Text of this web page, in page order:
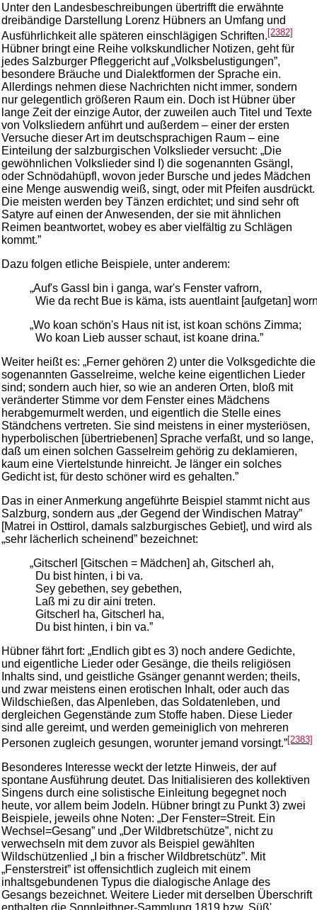
Unter den Landesbeschreibungen übertrifft die erwähnte
dreibändige Darstellung Lorenz Hübners an Umfang und
Ausführlichkeit alle späteren einschlägigen Schriften. [2382]
Hübner bringt eine Reihe volkskundlicher Notizen, geht für
jedes Salzburger Pfleggericht auf „Volksbelustigungen”,
besondere Bräuche und Dialektformen der Sprache ein.
Allerdings nehmen diese Nachrichten nicht immer, sondern
nur gelegentlich größeren Raum ein. Doch ist Hübner über
lange Zeit der einzige Autor, der zuweilen auch Titel und Texte
von Volksliedern anführt und außerdem – einer der ersten
Versuche dieser Art im deutschsprachigen Raum – eine
Einteilung der salzburgischen Volkslieder versucht: „Die
gewöhnlichen Volkslieder sind I) die sogenannten Gsängl,
oder Schnödahüpfl, wovon jeder Bursche und jedes Mädchen
eine Menge auswendig weiß, singt, oder mit Pfeifen ausdrückt.
Die meisten werden bey Tänzen erdichtet; und sind sehr oft
Satyre auf einen der Anwesenden, der sie mit ähnlichen
Reimen beantwortet, wobey es aber vielfältig zu Schlägen
kommt.”
Dazu folgen etliche Beispiele, unter anderem:
„Auf's Gassl bin i ganga, war's Fenster vafrorn,
Wie da recht Bue is käma, ists auentlaint [aufgetan]
„Wo koan schön's Haus nit ist, ist koan schöns Zimma;
Wo koan Lieb ausser schaut, ist koane drina.”
Weiter heißt es: „Ferner gehören 2) unter die Volksgedichte die
sogenannten Gasselreime, welche keine eigentlichen Lieder
sind; sondern auch hier, so wie an anderen Orten, bloß mit
veränderter Stimme vor dem Fenster eines Mädchens
herabgemurmelt werden, und eigentlich die Stelle eines
Ständchens vertreten. Sie sind meistens in einer mysteriösen,
hyperbolischen [übertriebenen] Sprache verfaßt, und so lange,
daß um einen solchen Gasselreim gehörig zu deklamieren,
kaum eine Viertelstunde hinreicht. Je länger ein solches
Gedicht ist, für desto schöner wird es gehalten.”
Das in einer Anmerkung angeführte Beispiel stammt nicht aus
Salzburg, sondern aus „der Gegend der Windischen Matray”
[Matrei in Osttirol, damals salzburgisches Gebiet], und wird als
„sehr lächerlich scheinend” bezeichnet:
„Gitscherl [Gitschen = Mädchen] ah, Gitscherl ah,
Du bist hinten, i bi va.
Sey gebethen, sey gebethen,
Laß mi zu dir aini treten.
Gitscherl ha, Gitscherl ha,
Du bist hinten, i bin va.”
Hübner fährt fort: „Endlich gibt es 3) noch andere Gedichte,
und eigentliche Lieder oder Gesänge, die theils religiösen
Inhalts sind, und geistliche Gsänger genannt werden; theils,
und zwar meistens einen erotischen Inhalt, oder auch das
Wildschießen, das Alpenleben, das Soldatenleben, und
dergleichen Gegenstände zum Stoffe haben. Diese Lieder
sind alle gereimt, und werden gemeiniglich von mehreren
Personen zugleich gesungen, worunter jemand vorsingt.”[2383]
Besonderes Interesse weckt der letzte Hinweis, der auf
spontane Ausführung deutet. Das Initialisieren des kollektiven
Singens durch eine solistische Einleitung begegnet noch
heute, vor allem beim Jodeln. Hübner bringt zu Punkt 3) zwei
Beispiele, jeweils ohne Noten: „Der Fenster=Streit. Ein
Wechsel=Gesang” und „Der Wildbretschütze”, nicht zu
verwechseln mit dem zuvor als Beispiel gewählten
Wildschützenlied „I bin a frischer Wildbretschütz”. Mit
„Fensterstreit” ist offensichtlich zugleich mit einem
inhaltsgebundenen Typus die dialogische Anlage des
Gesangs bezeichnet. Weitere Lieder mit derselben Überschrift